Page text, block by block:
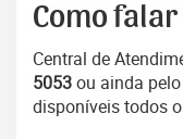
Como
Central de
5053ou ainda pelo
disponíveis todos